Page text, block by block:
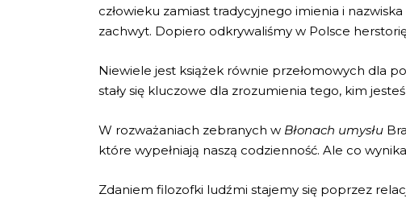
człowieku zamiast tradycyjnego imienia i
zachwyt. Dopiero odkrywaliśmy w Polsce
Niewiele jest książek równie przełomowych dla
stały się kluczowe dla zrozumienia tego, kim
W rozważaniach zebranych w Błonach umysłu
które wypełniają naszą codzienność. Ale co
Zdaniem filozofki ludźmi stajemy się poprzez